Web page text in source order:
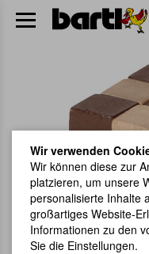
Wir verwenden
Wir können diese zur
platzieren, um unsere
personalisierte Inhalte
großartiges Website-
Informationen zu den
Sie die Einstellungen.